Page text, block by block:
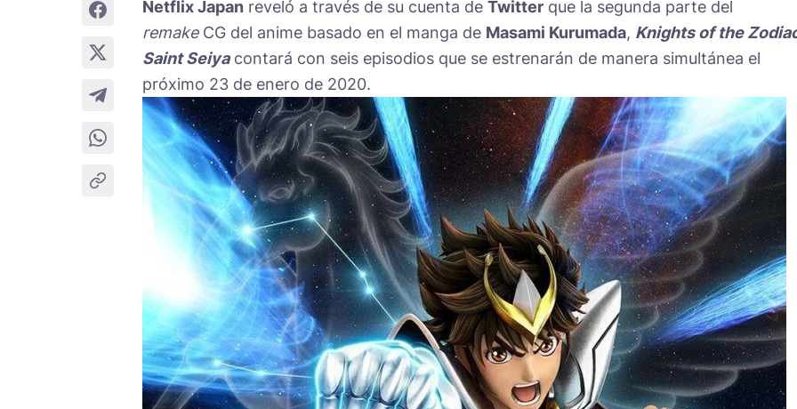
Netflix Japan reveló a través de su cuenta de Twitter que la segunda parte del
remakeCG del anime basado en el manga de Masami Kurumada, Knights of the
Saint Seiyacontará con seis episodios que se estrenarán de manera simultánea el
próximo 23 de enero de 2020.